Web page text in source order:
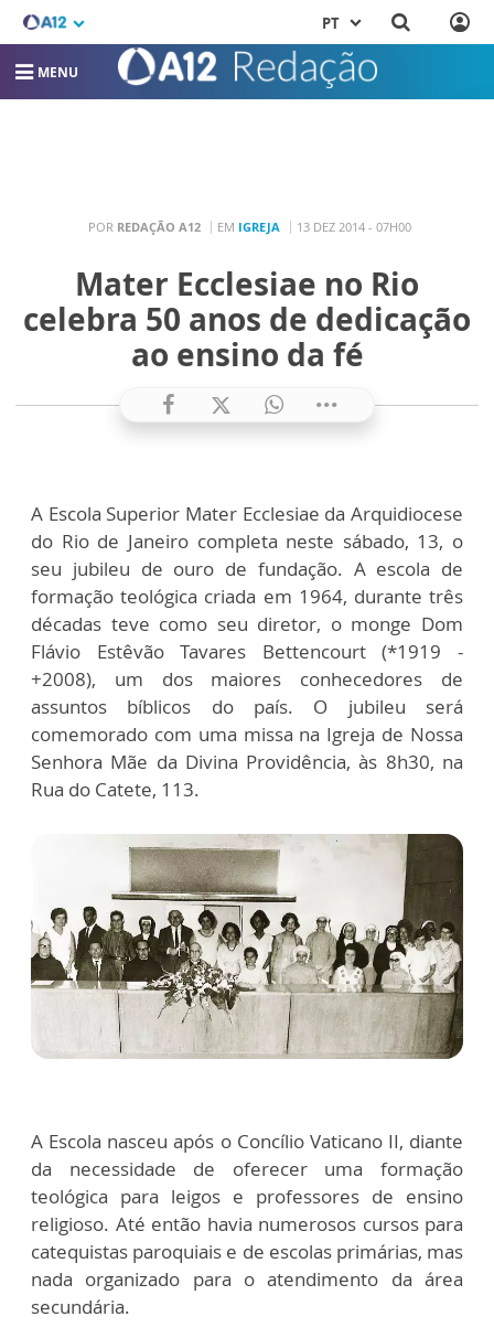
PT
MENU
POR REDAÇÃO A12 EM IGREJA 13 DEZ 2014 - 07H00
Mater Ecclesiae no Rio
celebra 50 anos de dedicação
ao ensino da fé
A Escola Superior Mater Ecclesiae da Arquidiocese
do Rio de Janeiro completa neste sábado, 13, o
seu jubileu de ouro de fundação. A escola de
formação teológica criada em 1964, durante três
décadas teve como seu diretor, o monge Dom
Flávio Estêvão Tavares Bettencourt (*1919 -
+2008), um dos maiores conhecedores de
assuntos bíblicos do país. O jubileu será
comemorado com uma missa na Igreja de Nossa
Senhora Mãe da Divina Providência, às 8h30, na
Rua do Catete, 113.
A Escola nasceu após o Concílio Vaticano II, diante
da necessidade de oferecer uma formação
teológica para leigos e professores de ensino
religioso. Até então havia numerosos cursos para
catequistas paroquiais e de escolas primárias, mas
nada organizado para o atendimento da área
secundária.